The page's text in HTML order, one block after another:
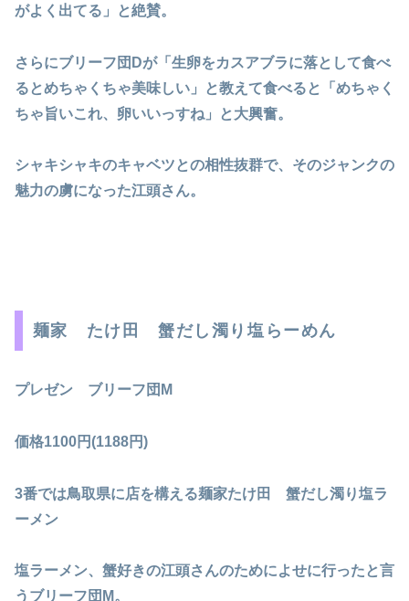
がよく出てる」と絶賛。
さらにブリーフ団Dが「生卵をカスアブラに落として食べ
るとめちゃくちゃ美味しい」と教えて食べると「めちゃく
ちゃ旨いこれ、卵いいっすね」と大興奮。
シャキシャキのキャベツとの相性抜群で、そのジャンクの
魅力の虜になった江頭さん。
麺家 たけ田 蟹だし濁り塩らーめん
プレゼン ブリーフ団M
価格1100円(1188円)
3番では鳥取県に店を構える麺家たけ田 蟹だし濁り塩ラ
ーメン
塩ラーメン、蟹好きの江頭さんのためによせに行ったと言
うブリーフ団M。